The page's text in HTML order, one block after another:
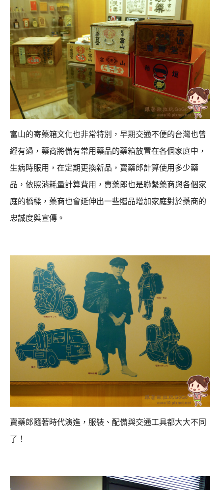
富山的寄藥箱文化也非常特別，早期交通不便的台灣也曾
經有過， 藥商將備有常用藥品的藥箱放置在各個家庭中，
生病時服用， 在定期更換新品，賣藥郎計算使用多少藥
品，依照消耗量計算費用， 賣藥郎也是聯繫藥商與各個家
庭的橋樑，藥商也會延伸出一些贈品增加家庭對於藥商的
忠誠度與宣傳。
賣藥郎隨著時代演進，服裝、配備與交通工具都大大不同
了！